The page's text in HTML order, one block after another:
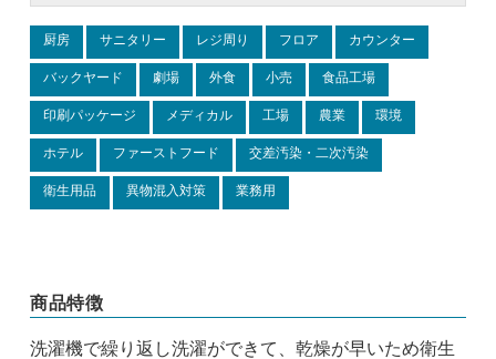
厨房 サニタリー レジ周り フロア カウンター
バックヤード 劇場 外食 小売 食品工場
印刷パッケージ メディカル 工場 農業 環境
ホテル ファーストフード 交差汚染・二次汚染
衛生用品 異物混入対策 業務用
商品特徴
洗濯機で繰り返し洗濯ができて、乾燥が早いため衛生